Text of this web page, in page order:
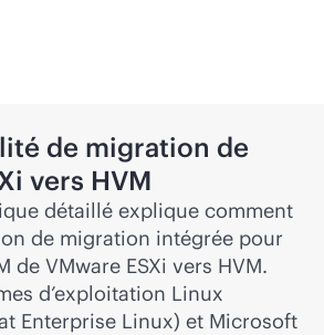
de migration de
vers HVM
détaillé explique comment
de migration intégrée pour
de VMware ESXi vers HVM.
d’exploitation Linux
Enterprise Linux) et Microsoft